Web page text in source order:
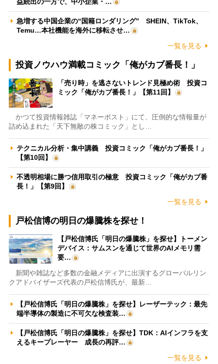
急増する中国企業の“国籍ロンダリング” SHEIN、TikTok、
Temu…本社機能を海外に移転させ…
一覧を見る
投資ノウハウ満載コミック「俺がカブ番長！」
「売り時」を逃さないトレンド見極め術 投資コ
ミック「俺がカブ番長！」【第11回】
かつて投資情報雑誌「マネーポスト」にて、圧倒的な情報量が
詰め込まれた「天下無敵の株コミック」とし…
テクニカル分析・集中講義 投資コミック「俺がカブ番長！」
【第10回】
不透明相場に勝つ信用取引の極意 投資コミック「俺がカブ番
長！」【第9回】
一覧を見る
戸松信博の明日の爆騰株を探せ！
【戸松信博氏「明日の爆騰株」を探せ】トーメン
デバイス：サムスンを通じて世界のAIメモリ需
要…
新聞や雑誌など多数の金融メディアに出演するグローバルリン
クアドバイザーズ代表の戸松信博氏が、最新…
【戸松信博氏「明日の爆騰株」を探せ】レーザーテック：最先
端半導体の製造に不可欠な検査装…
【戸松信博氏「明日の爆騰株」を探せ】TDK：AIインフラを支
えるキープレーヤー 成長の再評…
一覧を見る